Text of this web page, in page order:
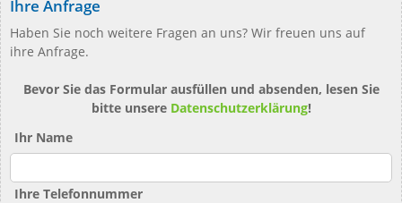
Ihre Anfrage
Haben Sie noch weitere Fragen an uns? Wir freuen uns auf
ihre Anfrage.
Bevor Sie das Formular ausfüllen und absenden, lesen Sie
bitte unsere Datenschutzerklärung!
Ihr Name
Ihre Telefonnummer